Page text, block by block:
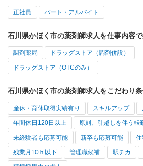
正社員 パート・アルバイト
石川県かほく市の薬剤師求人を仕事内容
調剤薬局 ドラッグストア（調剤併設）
ドラッグストア（OTCのみ）
石川県かほく市の薬剤師求人をこだわり
産休・育休取得実績有り スキルアップ
年間休日120日以上 原則、引越しを伴う転
未経験者も応募可能 新卒も応募可能 住
残業月10ｈ以下 管理職候補 駅チカ